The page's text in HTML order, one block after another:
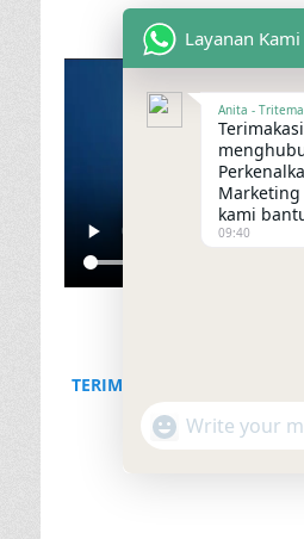
TERIMAKASIH KERJASAMA
GEOPATRA
Layanan Kami
Anita -
Marketing
kami
09:40
WhatsApp